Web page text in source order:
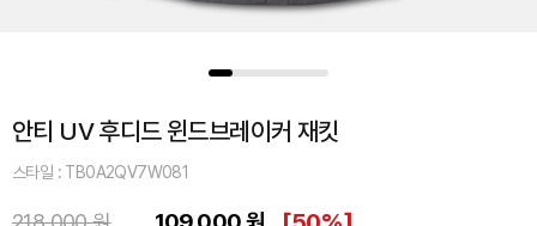
안티 UV 후디드 윈드브레이커 재킷
스타일 : TB0A2QV7W081